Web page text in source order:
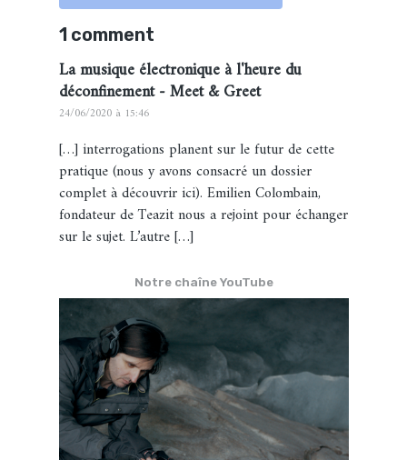
1 comment
La musique électronique à l'heure du
déconfinement - Meet & Greet
24/06/2020 à 15:46
[…] interrogations planent sur le futur de cette
pratique (nous y avons consacré un dossier
complet à découvrir ici). Emilien Colombain,
fondateur de Teazit nous a rejoint pour échanger
sur le sujet. L’autre […]
Notre chaîne YouTube